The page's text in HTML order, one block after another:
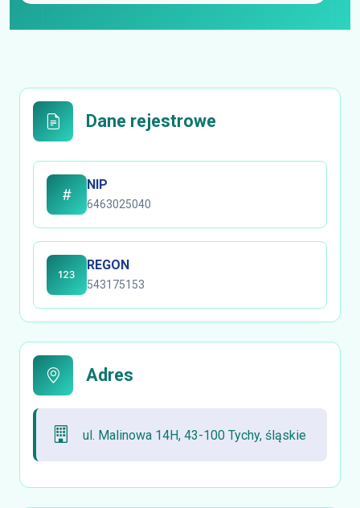
Dane rejestrowe
NIP
6463025040
REGON
543175153
Adres
ul. Malinowa 14H, 43-100 Tychy, śląskie